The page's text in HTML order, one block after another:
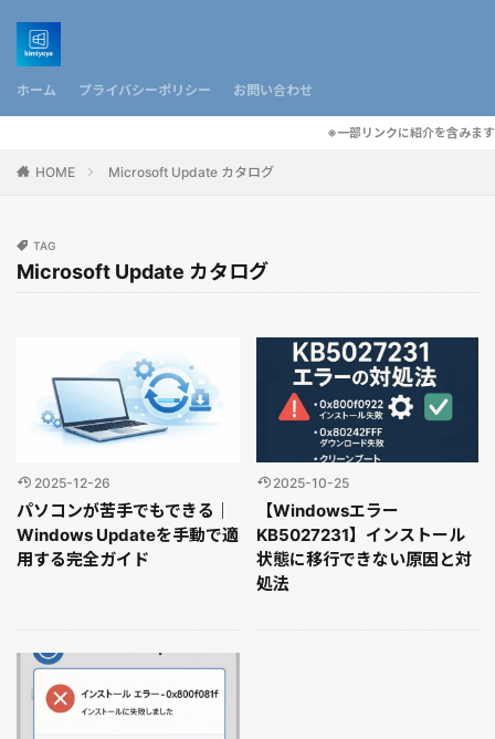
ホーム プライバシーポリシー お問い合わせ
※一部リンクに紹介を含みます
HOME Microsoft Update カタログ
TAG
Microsoft Update カタログ
2025-12-26
パソコンが苦手でもできる｜
Windows Updateを手動で適
用する完全ガイド
2025-10-25
【Windowsエラー
KB5027231】インストール
状態に移行できない原因と対
処法